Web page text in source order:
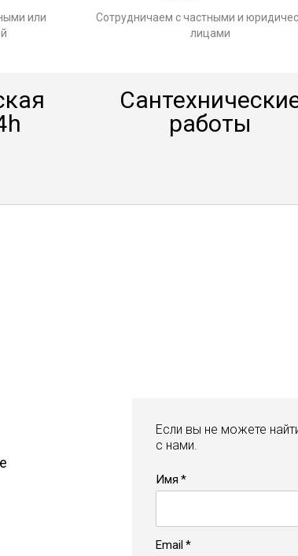
или
Сотрудничаем с частными и
лицами
работы
Если вы не можете
с нами.
Имя
Email